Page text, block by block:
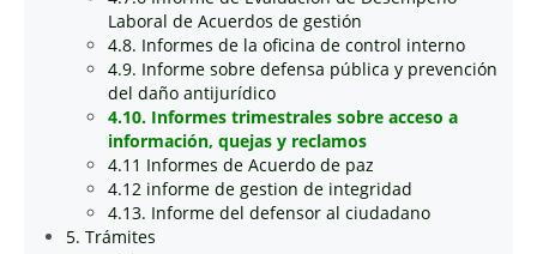
Laboral de Acuerdos de gestión
4.8. Informes de la oficina de control interno
4.9. Informe sobre defensa pública y prevención
del daño antijurídico
4.10. Informes trimestrales sobre acceso a
información, quejas y reclamos
4.11 Informes de Acuerdo de paz
4.12 informe de gestion de integridad
4.13. Informe del defensor al ciudadano
5. Trámites